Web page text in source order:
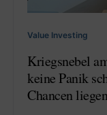
Value Investing
Kriegsnebel
keine Panik
Chancen liegen